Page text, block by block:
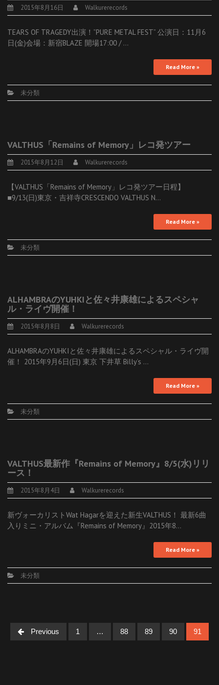
2015年8月16日 Walkurerecords
TEARS OF TRAGEDY出演！”PURE METAL FEST” 公演日：11月6
日(金)会場：新宿BLAZE 開場17:00 / …
Read More »
未分類
VALTHUS「Remains of Memory」レコ発ツアー
2015年8月12日 Walkurerecords
【VALTHUS「Remains of Memory」レコ発ツアー日程】
■9/13(日)東京・吉祥寺CRESCENDO VALTHUS N…
Read More »
未分類
ALHAMBRAのYUHKIと佐々井康雄によるスペシャ
ル・ライヴ開催！
2015年8月8日 Walkurerecords
ALHAMBRAのYUHKIと佐々井康雄によるスペシャル・ライヴ開
催！ 2015年9月6日(日) 東京 下井草 Billy’s …
Read More »
未分類
VALTHUS最新作『Remains of Memory』8/5(水)リリ
ース！
2015年8月4日 Walkurerecords
新ヴォーカリストWat Hagarを迎えた新生VALTHUS！ 最新6曲
入りミニ・アルバム『Remains of Memory』2015年8…
Read More »
未分類
Posts
navigation
Previous 1 … 88 89 90 91